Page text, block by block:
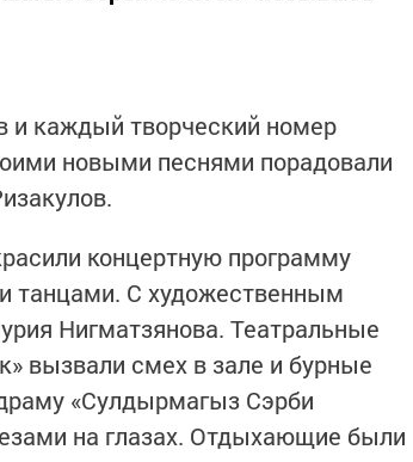
и каждый творческий номер
новыми песнями порадовали
концертную программу
танцами. С художественным
Нигматзянова. Театральные
вызвали смех в зале и бурные
«Сулдырмагыз Сэрби
на глазах. Отдыхающие были